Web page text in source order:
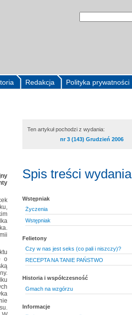
Polityka prywatności
Redakcja
o
Ten artykuł pochodzi z wydania:
nr 3 (143) Grudzień 2006
Spis treści wydania
Wstępniak
Życzenia
Wstępniak
Felietony
Czy w nas jest seks (co pali i niszczy)?
RECEPTA NA TANIE PAŃSTWO
Historia i współczesność
Gmach na wzgórzu
Informacje